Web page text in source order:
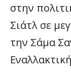
στην
Σιάτλ σε
την Σάμα